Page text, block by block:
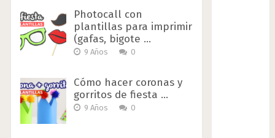
Photocall con
plantillas para imprimir
(gafas, bigote …
9 Años 0
Cómo hacer coronas y
gorritos de fiesta …
9 Años 0